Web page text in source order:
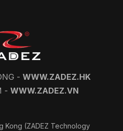
- WWW.ZADEZ.HK
- WWW.ZADEZ.VN
Kong (ZADEZ Technology